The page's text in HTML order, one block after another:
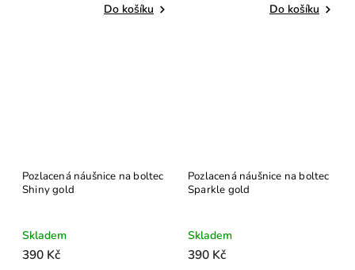
Do košíku Do košíku
Pozlacená náušnice na boltec
Shiny gold
Skladem
390 Kč
Pozlacená náušnice na boltec
Sparkle gold
Skladem
390 Kč